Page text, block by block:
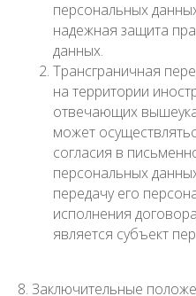
персональных
надежная защита
данных.
Трансграничная
на территории
отвечающих
может
согласия в
персональных
передачу его
исполнения
является субъект
8. Заключительные